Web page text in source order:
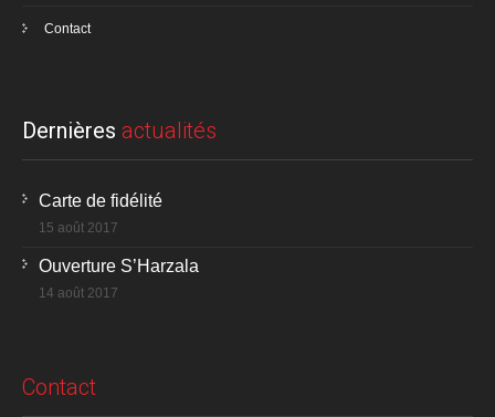
Contact
Dernières actualités
Carte de fidélité
15 août 2017
Ouverture S’Harzala
14 août 2017
Contact